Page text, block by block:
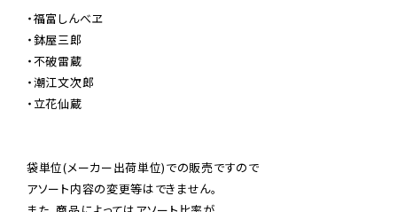
・福富しんべヱ
・鉢屋三郎
・不破雷蔵
・潮江文次郎
・立花仙蔵
袋単位(メーカー出荷単位)での販売ですので
アソート内容の変更等はできません。